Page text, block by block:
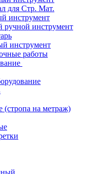
для Стр. Мат.
инструмент
инструмент
инструмент
работы
(стропа на метраж)